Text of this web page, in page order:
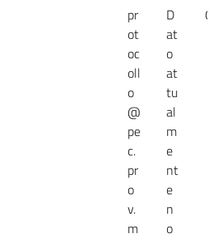
pr
ot
oc
oll
o
@
pe
c.
pr
o
v.
m
D
at
o
at
tu
al
m
e
nt
e
n
o